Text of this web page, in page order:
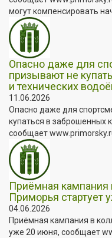
могут компенсировать
Опасно даже для
призывают не
и технических
11.06.2026
Опасно даже для
купаться в заброшенных
сообщает
Приёмная
Приморья стартует
04.06.2026
Приёмная кампания в
уже 20 июня, сообщает